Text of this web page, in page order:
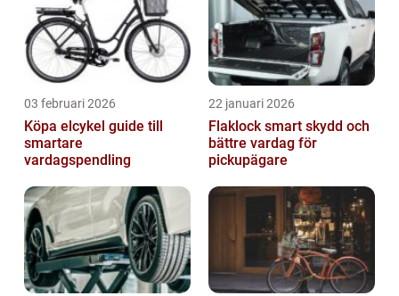
03 februari 2026
Köpa elcykel guide till
smartare
vardagspendling
22 januari 2026
Flaklock smart skydd och
bättre vardag för
pickupägare